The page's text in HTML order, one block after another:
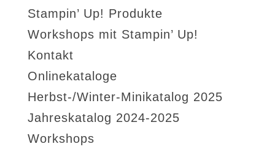
Stampin’ Up! Produkte
Workshops mit Stampin’ Up!
Kontakt
Onlinekataloge
Herbst-/Winter-Minikatalog 2025
Jahreskatalog 2024-2025
Workshops